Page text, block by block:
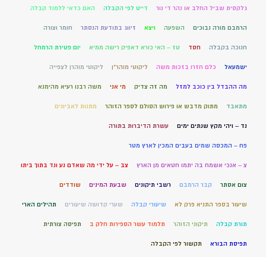
גלקסית שביל החלב או נהר די נור דייט לפי הקבלה האם כדאי ללמוד קבלה
הרמבם מורה נבוכים השפעה ויצא זיווג בתודעת הנסתר חומר וצורה
חנוכה בקבלה חסד טז – האי כורא דאפיק רישה ממיא יום פטירת הרמחל
ישמעאל כלם חזרו בזכות משה ליקוטי מוהר"ן ליקוטי מוהרן לצפייה
מה ההבדל בין כוכב למזל מה זה צדיק מי אני משה רבנו רעיא מהימנא
מתאבד מתוק מדבש או פירוש הסולם לספר הזוהר מתנות לאביונים
נד – ויהי מקץ שנתים ימים עשרת הדיברות בתורה
פח – המכסה שמים בעבים המכין לארץ מטר
צ – אנכי אשמח בה יתמו חטאים מן הארץ צב – על ידי מה שאדם נע ונד בתוך ביתו
צום אסתר קבר הרמבם רשבי תיקונים שבעת המינים שודדים
שיעור בספר התניא פרק לא שיעורי קבלה שערי קדושה שיעורים תהילים הארי
תורת קבלה תיקוני הזוהר תלמוד עשר הספירות חלק ב תפיסה צורתית
תפיסת הבורא תקשור לפי הקבלה